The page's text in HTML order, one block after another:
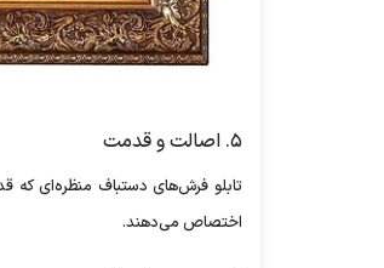
۵. اصالت و قدمت
تابلو فرش‌های دستباف منظره‌ای که
اختصاص می‌دهند.